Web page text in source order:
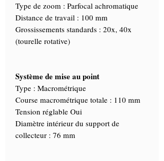
Type de zoom : Parfocal achromatique
Distance de travail : 100 mm
Grossissements standards : 20x, 40x
(tourelle rotative)
Système de mise au point
Type : Macrométrique
Course macrométrique totale : 110 mm
Tension réglable Oui
Diamètre intérieur du support de
collecteur : 76 mm